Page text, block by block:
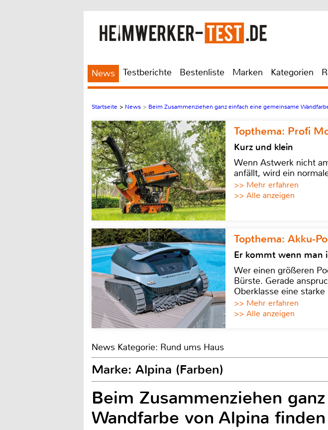
News Testberichte Bestenliste Marken Kategorien
Startseite > News > Beim Zusammenziehen ganz einfach eine gemeinsame
Topthema: Profi
Kurz und klein
Wenn Astwerk nicht
anfällt, wird ein
>> Mehr erfahren
>> Alle anzeigen
Topthema: Akku-
Er kommt wenn man
Wer einen größeren
Bürste. Gerade
Oberklasse eine
>> Mehr erfahren
>> Alle anzeigen
News Kategorie: Rund ums Haus
Marke: Alpina (Farben)
Beim Zusammenziehen
Wandfarbe von Alpina finden